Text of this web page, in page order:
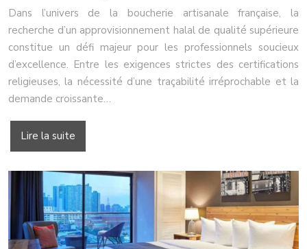
Dans l’univers de la boucherie artisanale française, la
recherche d’un approvisionnement halal de qualité supérieure
constitue un défi majeur pour les professionnels soucieux
d’excellence. Entre les exigences strictes des certifications
religieuses, la nécessité d’une traçabilité irréprochable et la
demande croissante…
Lire la suite